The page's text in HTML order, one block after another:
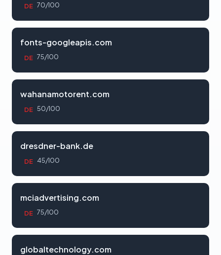
DE 70/100
fonts-googleapis.com
DE 75/100
wahanamotorent.com
DE 50/100
dresdner-bank.de
DE 45/100
mciadvertising.com
DE 75/100
globaltechnology.com